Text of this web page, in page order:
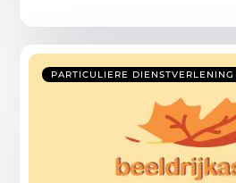
PARTICULIERE DIENSTVERLENING